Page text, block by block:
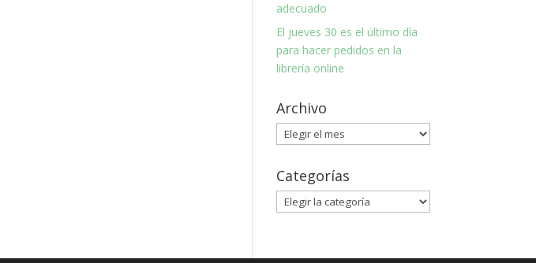
adecuado
El jueves 30 es el último día
para hacer pedidos en la
librería online
Archivo
Archivo
Categorías
Categorías